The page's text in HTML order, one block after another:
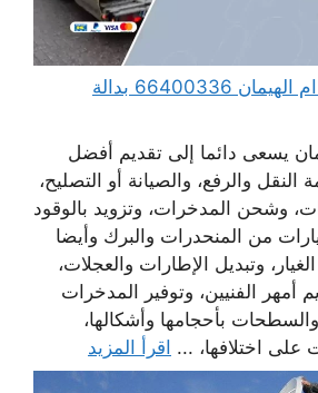
ونش كرين سطحة ام الهيمان 66400336 بدالة
يسعى دائما إلى تقديم أفضل
والرفع، والصيانة أو التصليح،
وشحن المدخرات، وتزويد بالوقود
من المنحدرات والبرك وأيضا
وتبديل الإطارات والعجلات،
أمهر الفنيين، وتوفير المدخرات
والسطحات بأحجامها وأشكالها،
على اختلافها، ... اقرأ المزيد